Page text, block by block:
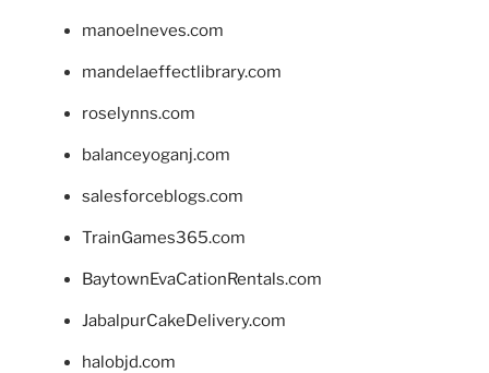
manoelneves.com
mandelaeffectlibrary.com
roselynns.com
balanceyoganj.com
salesforceblogs.com
TrainGames365.com
BaytownEvaCationRentals.com
JabalpurCakeDelivery.com
halobjd.com